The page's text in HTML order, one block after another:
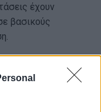
έχουν
βασικούς
οι ΗΠΑ έχουν
αναφέρει η
τον υψηλό